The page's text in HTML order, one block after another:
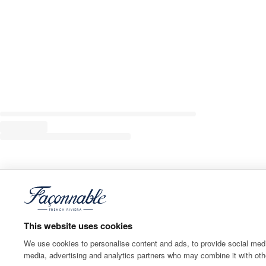
This website uses cookies
We use cookies to personalise content and ads, to provide social
media, advertising and analytics partners who may combine it with